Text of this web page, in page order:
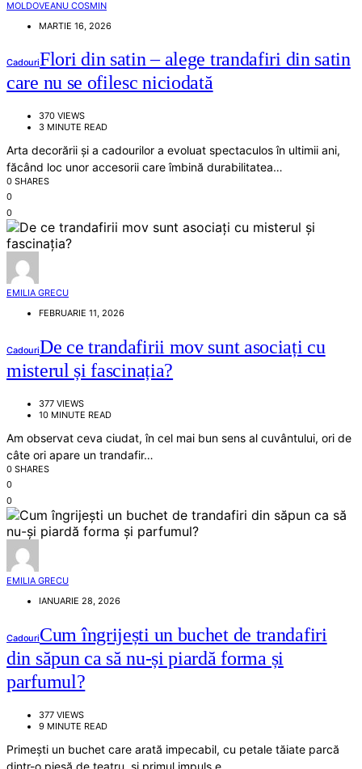
MOLDOVEANU COSMIN
MARTIE 16, 2026
CadouriFlori din satin – alege trandafiri din satin
care nu se ofilesc niciodată
370 VIEWS
3 MINUTE READ
Arta decorării și a cadourilor a evoluat spectaculos în ultimii ani,
făcând loc unor accesorii care îmbină durabilitatea…
0 SHARES
0
0
EMILIA GRECU
FEBRUARIE 11, 2026
CadouriDe ce trandafirii mov sunt asociați cu
misterul și fascinația?
377 VIEWS
10 MINUTE READ
Am observat ceva ciudat, în cel mai bun sens al cuvântului, ori de
câte ori apare un trandafir…
0 SHARES
0
0
EMILIA GRECU
IANUARIE 28, 2026
CadouriCum îngrijești un buchet de trandafiri
din săpun ca să nu-și piardă forma și
parfumul?
377 VIEWS
9 MINUTE READ
Primești un buchet care arată impecabil, cu petale tăiate parcă
dintr-o piesă de teatru, și primul impuls e…